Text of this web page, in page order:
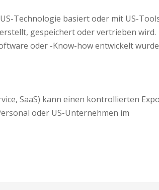
Technologie basiert oder mit US-
gespeichert oder vertrieben wird.
oder -Know-how entwickelt
SaaS) kann einen kontrollierten
oder US-Unternehmen im